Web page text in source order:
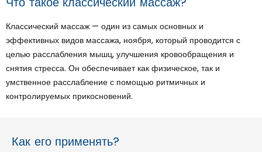
Классический массаж — один из самых основных и
эффективных видов массажа, ноября, который проводится с
целью расслабления мышц, улучшения кровообращения и
снятия стресса. Он обеспечивает как физическое, так и
умственное расслабление с помощью ритмичных и
контролируемых прикосновений.
Как его применять?